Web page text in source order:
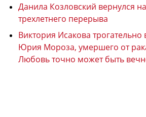
Данила Козловский вернулся
трехлетнего перерыва
Виктория Исакова
Юрия Мороза, умершего от
Любовь точно может быть